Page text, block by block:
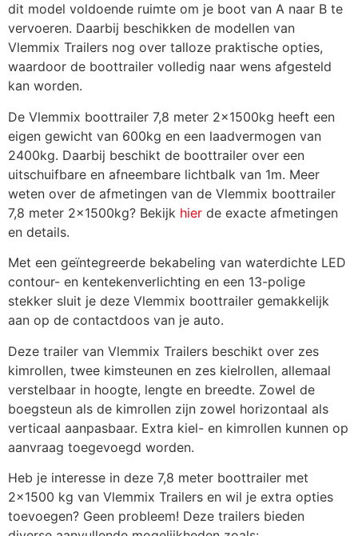
Kielrol kantelsysteem €72,60
Lichtbalk verlenging +30cm
€36,30
Lichtmetalen velg 14inch € 90,75
Overdekslot tasmodel € 42,35
Wiel + band 185 R14 900kg €121,00
Reservewiel + steun (gratis
Spoelsysteem boottrailer 1
as
€121,00
V-constructie boottrailer € 108,90
dit model voldoende ruimte om je boot van A naar B te
vervoeren. Daarbij beschikken de modellen van
Vlemmix Trailers nog over talloze praktische opties,
waardoor de boottrailer volledig naar wens afgesteld
kan worden.
De Vlemmix boottrailer 7,8 meter 2x1500kg heeft een
eigen gewicht van 600kg en een laadvermogen van
2400kg. Daarbij beschikt de boottrailer over een
uitschuifbare en afneembare lichtbalk van 1m. Meer
weten over de afmetingen van de Vlemmix boottrailer
7,8 meter 2x1500kg? Bekijk hier de exacte afmetingen
en details.
Met een geïntegreerde bekabeling van waterdichte LED
contour- en kentekenverlichting en een 13-polige
stekker sluit je deze Vlemmix boottrailer gemakkelijk
aan op de contactdoos van je auto.
Deze trailer van Vlemmix Trailers beschikt over zes
kimrollen, twee kimsteunen en zes kielrollen, allemaal
verstelbaar in hoogte, lengte en breedte. Zowel de
boegsteun als de kimrollen zijn zowel horizontaal als
verticaal aanpasbaar. Extra kiel- en kimrollen kunnen op
aanvraag toegevoegd worden.
Heb je interesse in deze 7,8 meter boottrailer met
2×1500 kg van Vlemmix Trailers en wil je extra opties
toevoegen? Geen probleem! Deze trailers bieden